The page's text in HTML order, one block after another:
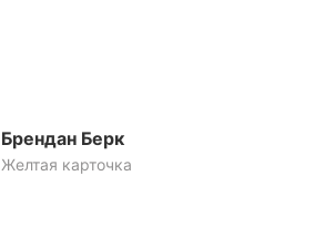
Брендан Берк
Желтая карточка